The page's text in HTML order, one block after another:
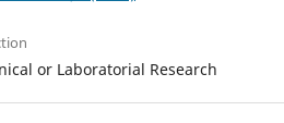
or Laboratorial Research